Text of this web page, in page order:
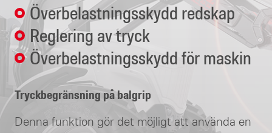
Överbelastningsskydd redskap
Reglering av tryck
Överbelastningsskydd för maskin
Tryckbegränsning på balgrip
Denna funktion gör det möjligt att använda en